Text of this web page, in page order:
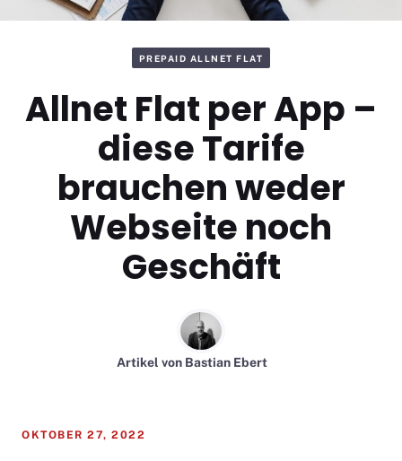
PREPAID ALLNET FLAT
Allnet Flat per App –
diese Tarife
brauchen weder
Webseite noch
Geschäft
Artikel von Bastian Ebert
OKTOBER 27, 2022